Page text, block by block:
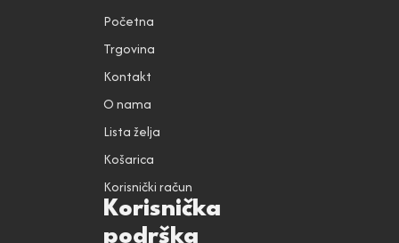
Početna
Trgovina
Kontakt
O nama
Lista želja
Košarica
Korisnički račun
Korisnička
podrška